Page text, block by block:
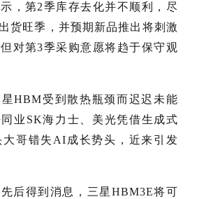
，第2季库存去化并不顺利，尽
货旺季，并预期新品推出将刺激
对第3季采购意愿将趋于保守观
HBM受到散热瓶颈而迟迟未能
业SK海力士、美光凭借生成式
哥错失AI成长势头，近来引发
后得到消息，三星HBM3E将可